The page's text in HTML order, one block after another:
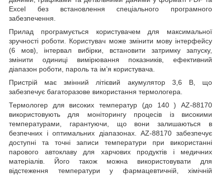
Excel без встановлення спеціального програмного
забезпечення.
Прилад програмується користувачем для максимальної
зручності роботи. Користувач може змінити мову інтерфейсу
(6 мов), інтервал вибірки, встановити затримку запуску,
змінити одиниці вимірювання показників, ефективний
діапазон роботи, пароль та ім’я користувача.
Пристрій має змінний літієвий акумулятор 3,6 В, що
забезпечує багаторазове використання термологера.
Термологер для високих температур (до 140) AZ-88170
використовують для моніторингу процесів із високими
температурами, гарантуючи, що вони залишаються в
безпечних і оптимальних діапазонах. AZ-88170 забезпечує
доступні та точні записи температури при використанні
парового автоклаву для харчових продуктів і медичних
матеріалів. Його також можна використовувати для
відстеження температури у фармацевтичній, хімічній